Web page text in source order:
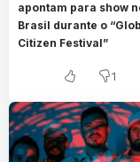
apontam para show
Brasil durante o
Citizen Festival”
1